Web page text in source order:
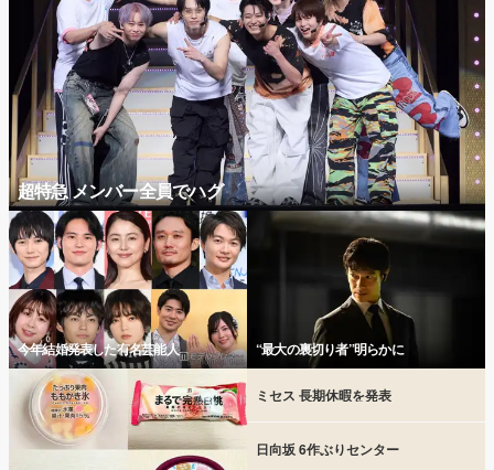
超特急 メンバー全員でハグ
今年結婚発表した有名芸能人 “最大の裏切り者”明らかに
ミセス 長期休暇を発表
日向坂 6作ぶりセンター